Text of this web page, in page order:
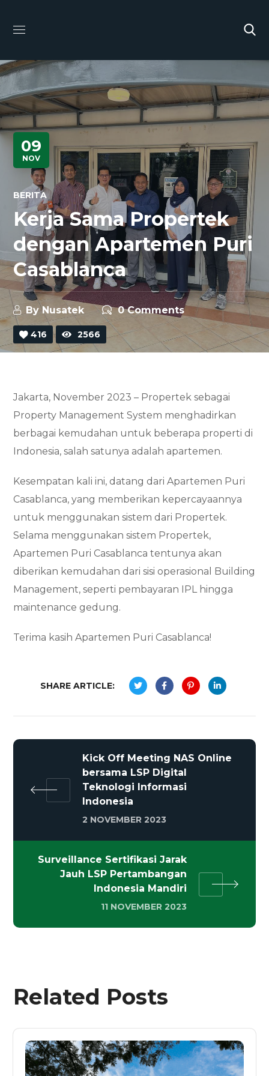
09
NOV
BERITA
Kerja Sama Propertek
dengan Apartemen Puri
Casablanca
ByNusatek 0 Comments
416 2566
Jakarta, November 2023 – Propertek sebagai
Property Management System menghadirkan
berbagai kemudahan untuk beberapa properti di
Indonesia, salah satunya adalah apartemen.
Kesempatan kali ini, datang dari Apartemen Puri
Casablanca, yang memberikan kepercayaannya
untuk menggunakan sistem dari Propertek.
Selama menggunakan sistem Propertek,
Apartemen Puri Casablanca tentunya akan
diberikan kemudahan dari sisi operasional Building
Management, seperti pembayaran IPL hingga
maintenance gedung.
Terima kasih Apartemen Puri Casablanca!
SHARE ARTICLE:
Kick Off Meeting NAS Online
bersama LSP Digital
Teknologi Informasi
Indonesia
2 NOVEMBER 2023
Surveillance Sertifikasi Jarak
Jauh LSP Pertambangan
Indonesia Mandiri
11 NOVEMBER 2023
Related Posts